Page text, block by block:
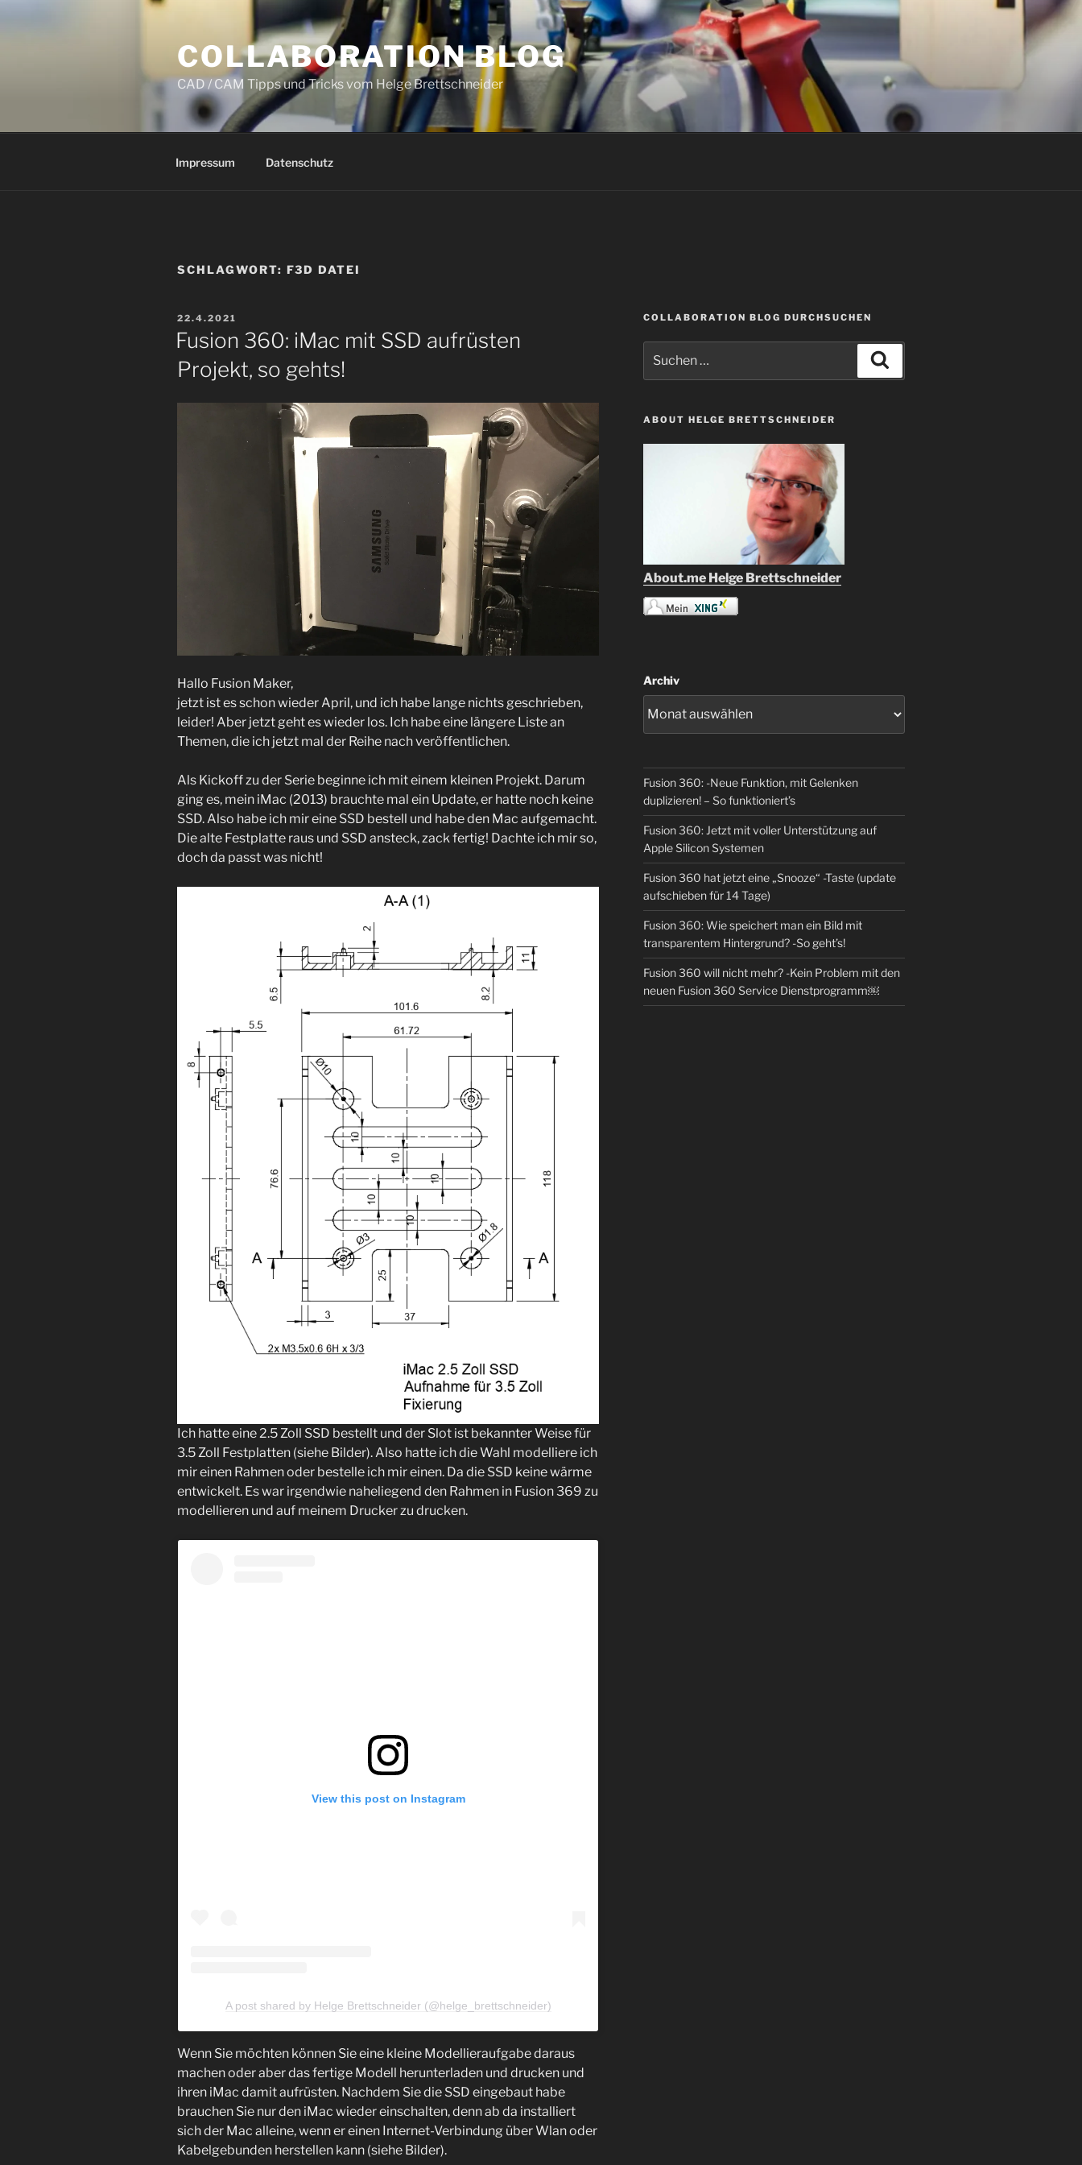
COLLABORATION BLOG
CAD / CAM Tipps und Tricks vom Helge Brettschneider
Impressum Datenschutz
SCHLAGWORT: F3D DATEI
VERÖFFENTLICHT
AM
22.4.2021
Fusion 360: iMac mit SSD aufrüsten
Projekt, so gehts!
Hallo Fusion Maker,
jetzt ist es schon wieder April, und ich habe lange nichts geschrieben,
leider! Aber jetzt geht es wieder los. Ich habe eine längere Liste an
Themen, die ich jetzt mal der Reihe nach veröffentlichen.
Als Kickoff zu der Serie beginne ich mit einem kleinen Projekt. Darum
ging es, mein iMac (2013) brauchte mal ein Update, er hatte noch keine
SSD. Also habe ich mir eine SSD bestell und habe den Mac aufgemacht.
Die alte Festplatte raus und SSD ansteck, zack fertig! Dachte ich mir so,
doch da passt was nicht!
Ich hatte eine 2.5 Zoll SSD bestellt und der Slot ist bekannter Weise für
3.5 Zoll Festplatten (siehe Bilder). Also hatte ich die Wahl modelliere ich
mir einen Rahmen oder bestelle ich mir einen. Da die SSD keine wärme
entwickelt. Es war irgendwie naheliegend den Rahmen in Fusion 369 zu
modellieren und auf meinem Drucker zu drucken.
View this post on Instagram
A post shared by Helge Brettschneider (@helge_brettschneider)
Wenn Sie möchten können Sie eine kleine Modellieraufgabe daraus
machen oder aber das fertige Modell herunterladen und drucken und
ihren iMac damit aufrüsten. Nachdem Sie die SSD eingebaut habe
brauchen Sie nur den iMac wieder einschalten, denn ab da installiert
sich der Mac alleine, wenn er einen Internet-Verbindung über Wlan oder
Kabelgebunden herstellen kann (siehe Bilder).
COLLABORATION BLOG DURCHSUCHEN
nach:
ABOUT HELGE BRETTSCHNEIDER
About.me Helge Brettschneider
Archiv
Fusion 360: -Neue Funktion, mit Gelenken
duplizieren! – So funktioniert’s
Fusion 360: Jetzt mit voller Unterstützung auf
Apple Silicon Systemen
Fusion 360 hat jetzt eine „Snooze“ -Taste (update
aufschieben für 14 Tage)
Fusion 360: Wie speichert man ein Bild mit
transparentem Hintergrund? -So geht’s!
Fusion 360 will nicht mehr? -Kein Problem mit den
neuen Fusion 360 Service Dienstprogramm￼